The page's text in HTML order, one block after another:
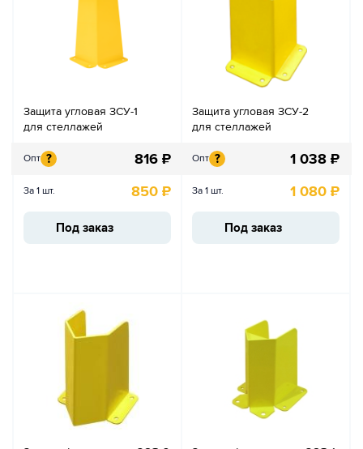
Защита угловая ЗСУ-1
для стеллажей
Опт ? 816 ₽
За 1 шт. 850 ₽
Под заказ
Защита угловая ЗСУ-2
для стеллажей
Опт ? 1 038 ₽
За 1 шт. 1 080 ₽
Под заказ